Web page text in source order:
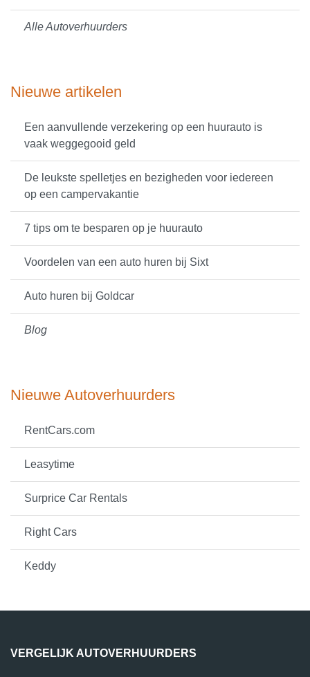
Alle Autoverhuurders
Nieuwe artikelen
Een aanvullende verzekering op een huurauto is
vaak weggegooid geld
De leukste spelletjes en bezigheden voor iedereen
op een campervakantie
7 tips om te besparen op je huurauto
Voordelen van een auto huren bij Sixt
Auto huren bij Goldcar
Blog
Nieuwe Autoverhuurders
RentCars.com
Leasytime
Surprice Car Rentals
Right Cars
Keddy
VERGELIJK AUTOVERHUURDERS